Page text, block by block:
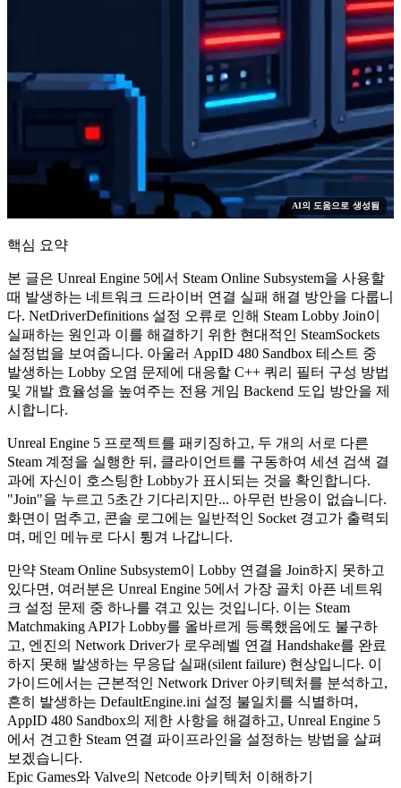
AI의 도움으로 생성됨
핵심 요약
본 글은 Unreal Engine 5에서 Steam Online Subsystem을 사용할
때 발생하는 네트워크 드라이버 연결 실패 해결 방안을 다룹니
다. NetDriverDefinitions 설정 오류로 인해 Steam Lobby Join이
실패하는 원인과 이를 해결하기 위한 현대적인 SteamSockets
설정법을 보여줍니다. 아울러 AppID 480 Sandbox 테스트 중
발생하는 Lobby 오염 문제에 대응할 C++ 쿼리 필터 구성 방법
및 개발 효율성을 높여주는 전용 게임 Backend 도입 방안을 제
시합니다.
Unreal Engine 5 프로젝트를 패키징하고, 두 개의 서로 다른
Steam 계정을 실행한 뒤, 클라이언트를 구동하여 세션 검색 결
과에 자신이 호스팅한 Lobby가 표시되는 것을 확인합니다.
"Join"을 누르고 5초간 기다리지만... 아무런 반응이 없습니다.
화면이 멈추고, 콘솔 로그에는 일반적인 Socket 경고가 출력되
며, 메인 메뉴로 다시 튕겨 나갑니다.
만약 Steam Online Subsystem이 Lobby 연결을 Join하지 못하고
있다면, 여러분은 Unreal Engine 5에서 가장 골치 아픈 네트워
크 설정 문제 중 하나를 겪고 있는 것입니다. 이는 Steam
Matchmaking API가 Lobby를 올바르게 등록했음에도 불구하
고, 엔진의 Network Driver가 로우레벨 연결 Handshake를 완료
하지 못해 발생하는 무응답 실패(silent failure) 현상입니다. 이
가이드에서는 근본적인 Network Driver 아키텍처를 분석하고,
흔히 발생하는 DefaultEngine.ini 설정 불일치를 식별하며,
AppID 480 Sandbox의 제한 사항을 해결하고, Unreal Engine 5
에서 견고한 Steam 연결 파이프라인을 설정하는 방법을 살펴
보겠습니다.
Epic Games와 Valve의 Netcode 아키텍처 이해하기